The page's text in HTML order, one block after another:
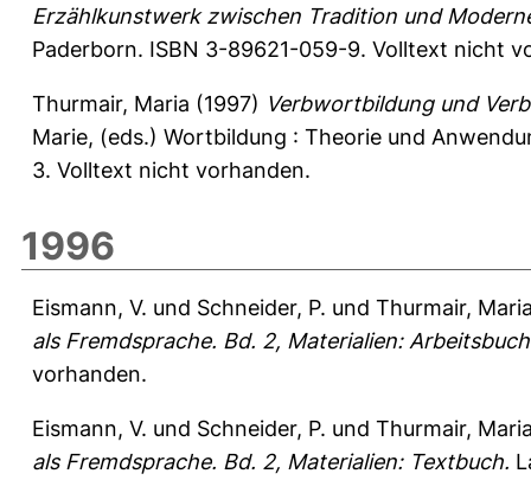
Erzählkunstwerk zwischen Tradition und
Paderborn. ISBN 3-89621-059-9. Volltext nicht
Thurmair, Maria (1997) Verbwortbildung und
Marie, (eds.) Wortbildung : Theorie und
3. Volltext nicht vorhanden.
1996
Eismann, V. und Schneider, P. und Thurmair,
als Fremdsprache. Bd. 2, Materialien:
vorhanden.
Eismann, V. und Schneider, P. und Thurmair,
als Fremdsprache. Bd. 2, Materialien: Textbuch.